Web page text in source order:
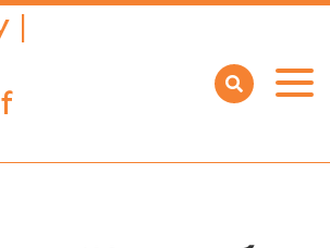
|
Open